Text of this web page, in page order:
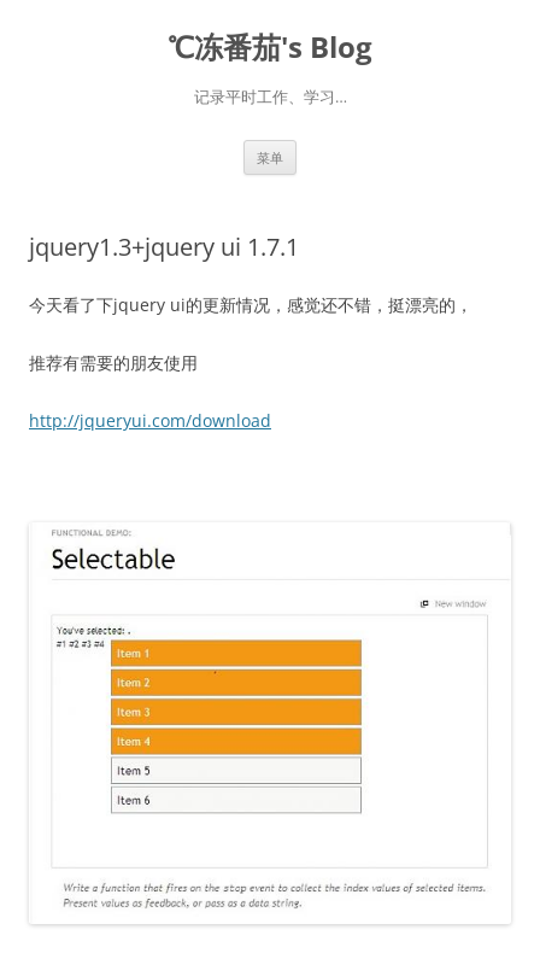
℃冻番茄's Blog
记录平时工作、学习…
菜单
jquery1.3+jquery ui 1.7.1
今天看了下jquery ui的更新情况，感觉还不错，挺漂亮的，
推荐有需要的朋友使用
http://jqueryui.com/download